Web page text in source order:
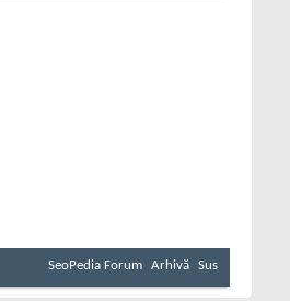
SeoPedia Forum Arhivă Sus